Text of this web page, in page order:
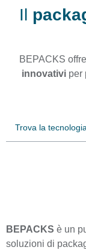
Il
BEPACKS offre
innovativiper
Trova la
BEPACKS è un
soluzioni di